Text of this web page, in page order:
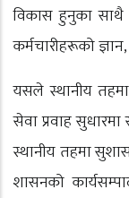
विकास हुनुका साथै
कर्मचारीहरूको
यसले स्थानीय
सेवा प्रवाह
स्थानीय तहमा
शासनको